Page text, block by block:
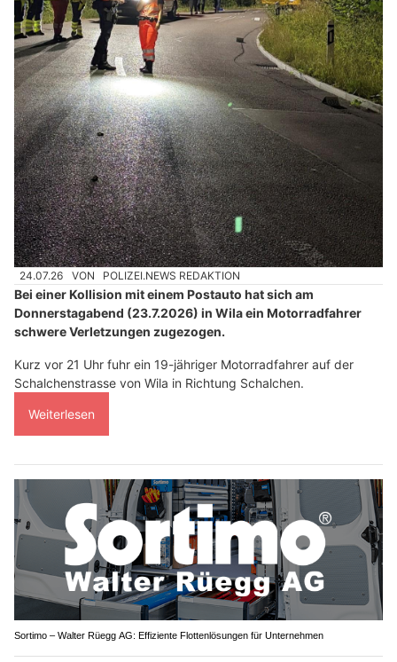
24.07.26 VON POLIZEI.NEWS REDAKTION
Bei einer Kollision mit einem Postauto hat sich am
Donnerstagabend (23.7.2026) in Wila ein Motorradfahrer
schwere Verletzungen zugezogen.
Kurz vor 21 Uhr fuhr ein 19-jähriger Motorradfahrer auf der
Schalchenstrasse von Wila in Richtung Schalchen.
Weiterlesen
Sortimo – Walter Rüegg AG: Effiziente Flottenlösungen für Unternehmen